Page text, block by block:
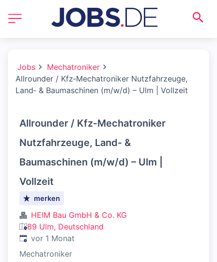
Jobs
Mechatroniker
Allrounder / Kfz‑Mechatroniker Nutzfahrzeuge,
Land‑ & Baumaschinen (m/w/d) – Ulm | Vollzeit
Allrounder / Kfz‑Mechatroniker
Nutzfahrzeuge, Land‑ &
Baumaschinen (m/w/d) – Ulm |
Vollzeit
merken
HEIM Bau GmbH & Co. KG
89 Ulm, Deutschland
Veröffentlicht:
vor 1 Monat
Mechatroniker